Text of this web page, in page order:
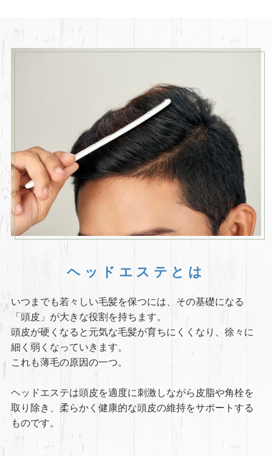
ヘッドエステとは
いつまでも若々しい毛髪を保つには、その基礎になる
「頭皮」が大きな役割を持ちます。
頭皮が硬くなると元気な毛髪が育ちにくくなり、徐々に
細く弱くなっていきます。
これも薄毛の原因の一つ。
ヘッドエステは頭皮を適度に刺激しながら皮脂や角栓を
取り除き、柔らかく健康的な頭皮の維持をサポートする
ものです。